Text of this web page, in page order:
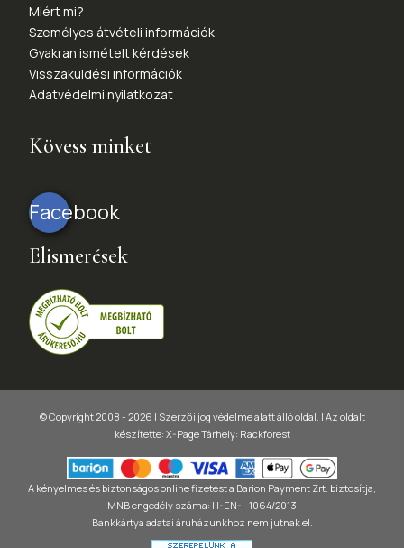
Miért mi?
Személyes átvételi információk
Gyakran ismételt kérdések
Visszaküldési információk
Adatvédelmi nyilatkozat
Kövess minket
Facebook
Elismerések
© Copyright 2008 - 2026 | Szerzői jog védelme alatt álló oldal. | Az oldalt
készítette: X-PageTárhely: Rackforest
A kényelmes és biztonságos online fizetést a Barion Payment Zrt. biztosítja,
MNB engedély száma: H-EN-I-1064/2013
Bankkártya adatai áruházunkhoz nem jutnak el.